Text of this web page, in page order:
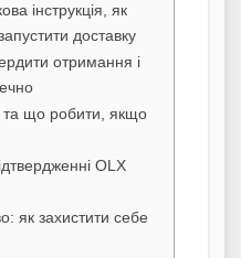
інструкція, як
доставку
отримання і
та що робити, якщо
OLX
як захистити себе